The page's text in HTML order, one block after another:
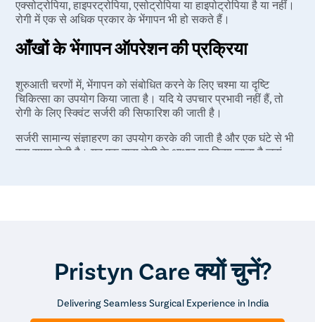
एक्सोट्रोपिया, हाइपरट्रोपिया, एसोट्रोपिया या हाइपोट्रोपिया है या नहीं।
रोगी में एक से अधिक प्रकार के भेंगापन भी हो सकते हैं।
आँखों के भेंगापन ऑपरेशन की प्रक्रिया
शुरुआती चरणों में, भेंगापन को संबोधित करने के लिए चश्मा या दृष्टि
चिकित्सा का उपयोग किया जाता है। यदि ये उपचार प्रभावी नहीं हैं, तो
रोगी के लिए स्क्विंट सर्जरी की सिफारिश की जाती है।
सर्जरी सामान्य संज्ञाहरण का उपयोग करके की जाती है और एक घंटे से भी
कम समय लेती है। यह एक बाह्य रोगी के आधार पर किया जाता है जहां
में इंगित करें।
घुलनशील टांके के साथ मांसपेशियों का पुन: संयोजन किया जाता है।
कुछ वयस्कों और किशोरों में, संरेखण को सही करने के लिए आंखों की
मांसपेशियों के और समायोजन की आवश्यकता होती है।
Pristyn Care क्यों चुनें?
Delivering Seamless Surgical Experience in India